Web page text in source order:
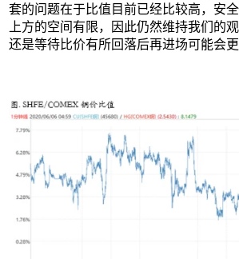
套的问题在于比值目前已经比较高，安
上方的空间有限，因此仍然维持我们的
还是等待比价有所回落后再进场可能会更